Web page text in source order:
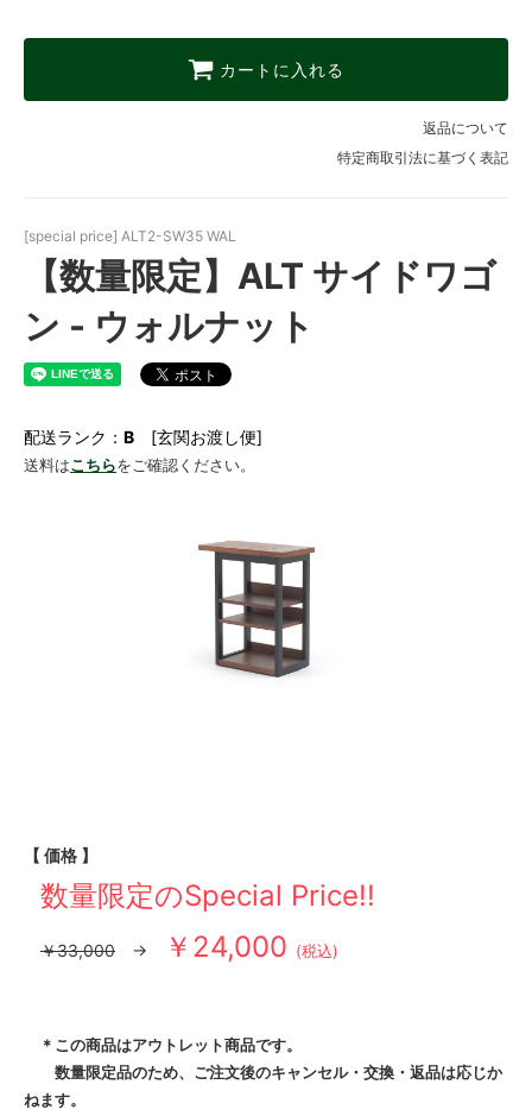
カートに入れる
返品について
特定商取引法に基づく表記
[special price] ALT2-SW35 WAL
【数量限定】ALT サイドワゴ
ン - ウォルナット
配送ランク： B [玄関お渡し便]
送料はこちらをご確認ください。
【 価格 】
数量限定のSpecial Price!!
￥33,000 → ￥24,000 (税込)
＊この商品はアウトレット商品です。
数量限定品のため、ご注文後のキャンセル・交換・返品は応じか
ねます。